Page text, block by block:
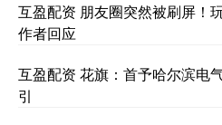
互盈配资 朋友圈突然被刷屏！
作者回应
互盈配资 花旗：首予哈尔滨电
引